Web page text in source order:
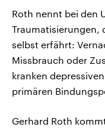
Roth nennt bei den
Traumatisierungen,
selbst erfährt:
Missbrauch oder
kranken
primären
Gerhard Roth